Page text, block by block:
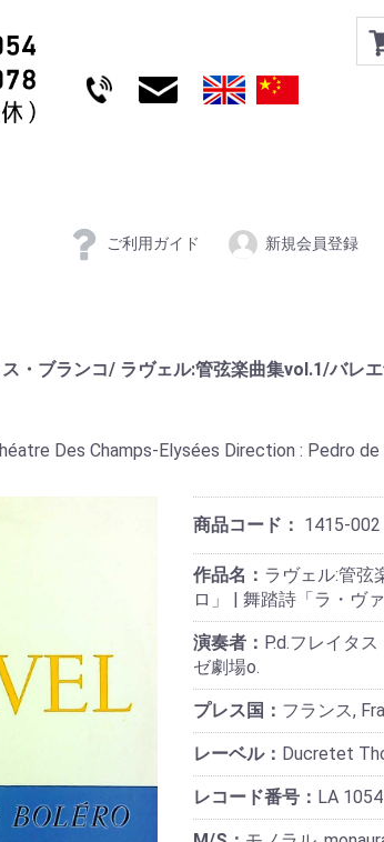
ご利用ガイド 新規会員登録
・ブランコ/ ラヴェル:管弦楽曲集vol.1/バレ
Des Champs-Elysées Direction : Pedro
商品コード： 1415-002
作品名： ラヴェル:管弦
ロ」 | 舞踏詩「ラ・ヴァ
演奏者： P.d.フレイタ
ゼ劇場o.
プレス国： フランス,
レーベル： Ducretet
レコード番号： LA 1054